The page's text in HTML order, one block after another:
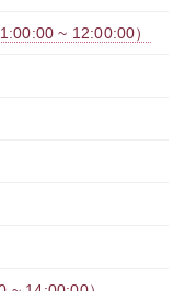
~ 12:00:00）